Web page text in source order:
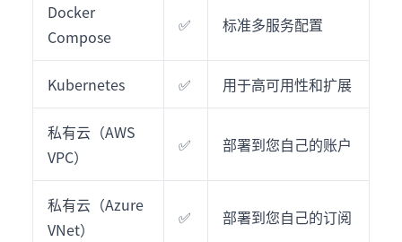
Docker
Compose
✅ 标准多服务配置
Kubernetes ✅ 用于高可用性和扩展
私有云（AWS
VPC）
✅ 部署到您自己的账户
私有云（Azure
VNet）
✅ 部署到您自己的订阅